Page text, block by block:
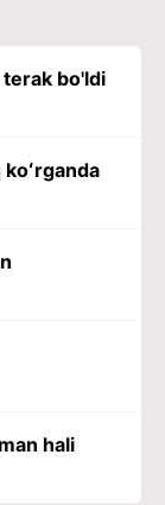
bo'ldi
hali